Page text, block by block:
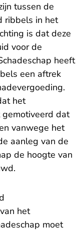
tussen de
ribbels in het
is dat deze
voor de
heeft
een aftrek
het
gemotiveerd dat
vanwege het
aanleg van de
de hoogte van
het
moet